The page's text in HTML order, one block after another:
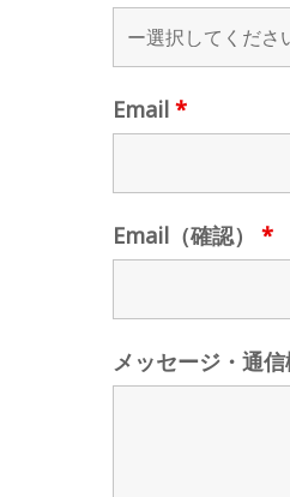
Email *
Email（確認） *
メッセージ・通